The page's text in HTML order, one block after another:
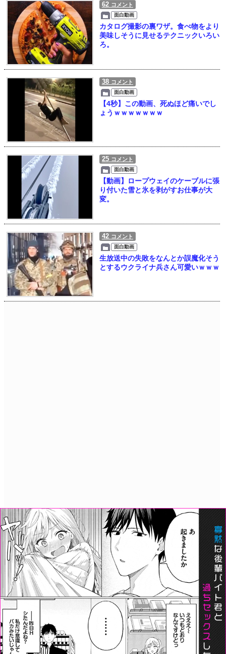
62 コメント
面白動画
カタログ撮影の裏ワザ。食べ物をより
美味しそうに見せるテクニックいろい
ろ。
38 コメント
面白動画
【4秒】この動画、死ぬほど痛いでし
ょうｗｗｗｗｗｗｗ
25 コメント
面白動画
【動画】ロープウェイのケーブルに張
り付いた雪と氷を剥がすお仕事が大
変。
42 コメント
面白動画
生放送中の失敗をなんとか誤魔化そう
とするウクライナ兵さん可愛いｗｗｗ